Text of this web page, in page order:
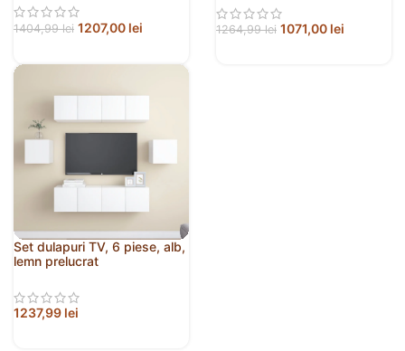
1404,99lei 1207,00 lei 1264,99lei 1071,00 lei
Set dulapuri TV, 6 piese, alb,
lemn prelucrat
1237,99 lei